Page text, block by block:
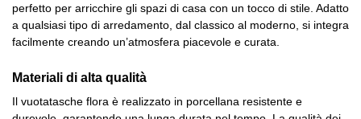
perfetto per arricchire gli spazi di casa con un tocco di stile. Adatto
a qualsiasi tipo di arredamento, dal classico al moderno, si integra
facilmente creando un’atmosfera piacevole e curata.
Materiali di alta qualità
Il vuotatasche flora è realizzato in porcellana resistente e